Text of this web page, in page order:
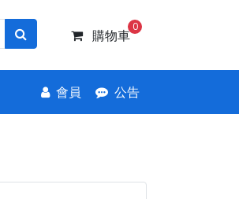
購物車
0
會員 公告